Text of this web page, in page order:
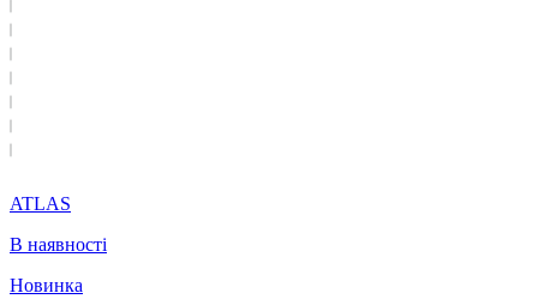
ATLAS
В наявності
Новинка